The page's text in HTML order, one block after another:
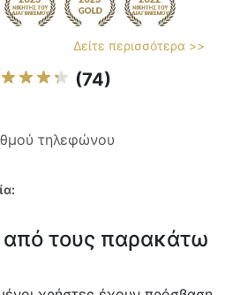
Δείτε περισσότερα >>
(74)
τηλεφώνου
από τους παρακάτω